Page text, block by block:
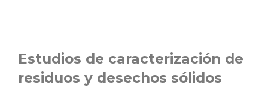
Estudios de caracterización de
residuos y desechos sólidos